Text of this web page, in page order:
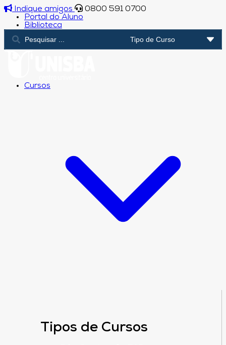
Indique amigos
0800 591 0700
Portal do Aluno
Biblioteca
Cursos
Tipos de Cursos